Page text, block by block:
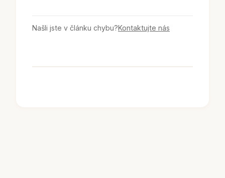
Našli jste v článku chybu?Kontaktujte nás